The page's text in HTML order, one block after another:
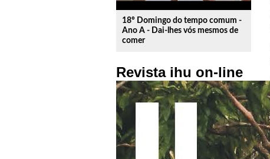
18º Domingo do tempo comum -
Ano A - Dai-lhes vós mesmos de
comer
Revista ihu on-line